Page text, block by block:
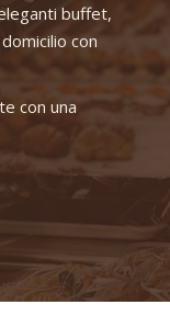
buffet,
con
con una